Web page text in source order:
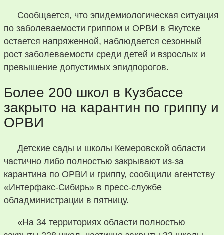
Сообщается, что эпидемиологическая ситуация
по заболеваемости гриппом и ОРВИ в Якутске
остается напряженной, наблюдается сезонный
рост заболеваемости среди детей и взрослых и
превышение допустимых эпидпорогов.
Более 200 школ в Кузбассе
закрыто на карантин по гриппу и
ОРВИ
Детские сады и школы Кемеровской области
частично либо полностью закрывают из-за
карантина по ОРВИ и гриппу, сообщили агентству
«Интерфакс-Сибирь» в пресс-службе
обладминистрации в пятницу.
«На 34 территориях области полностью